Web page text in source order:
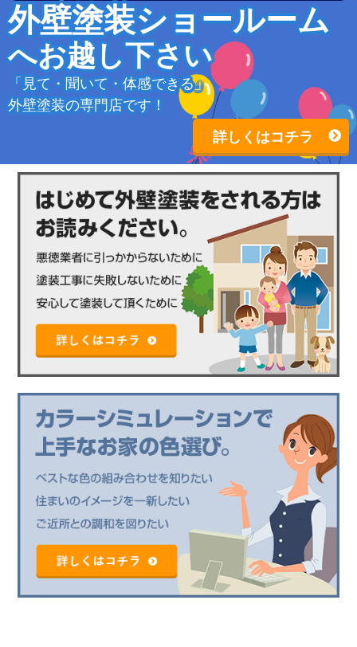
外壁塗装ショールーム
へお越し下さい
「見て・聞いて・体感できる」
外壁塗装の専門店です！
詳しくはコチラ